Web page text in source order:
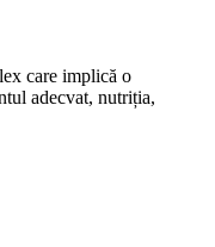
care implică o
adecvat, nutriția,